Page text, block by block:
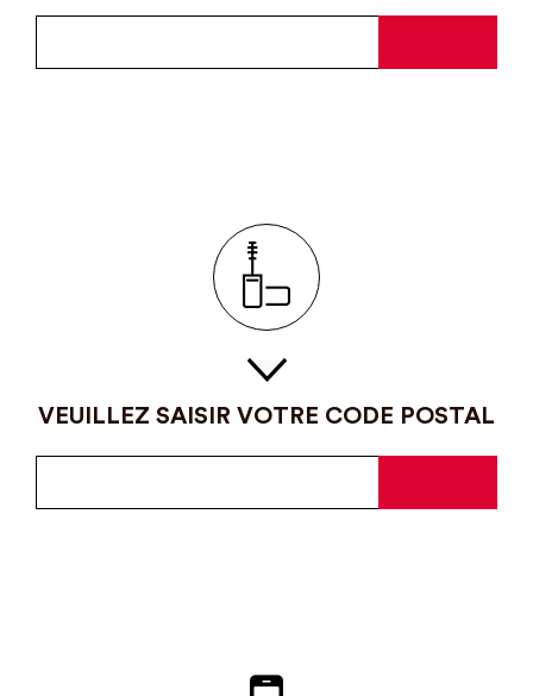
VEUILLEZ SAISIR VOTRE CODE POSTAL